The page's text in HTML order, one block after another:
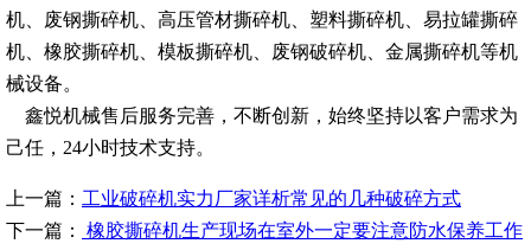
机、废钢撕碎机、高压管材撕碎机、塑料撕碎机、易拉罐撕碎
机、橡胶撕碎机、模板撕碎机、废钢破碎机、金属撕碎机等机
械设备。
鑫悦机械售后服务完善，不断创新，始终坚持以客户需求为
己任，24小时技术支持。
上一篇： 工业破碎机实力厂家详析常见的几种破碎方式
下一篇：
橡胶撕碎机生产现场在室外一定要注意防水保养工作